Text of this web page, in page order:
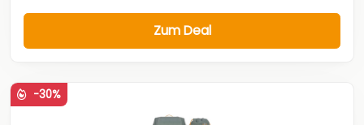
Zum Deal
-30%